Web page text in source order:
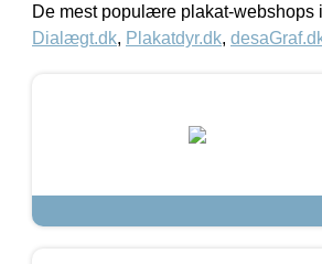
De mest populære plakat-webshops
Dialægt.dk, Plakatdyr.dk,